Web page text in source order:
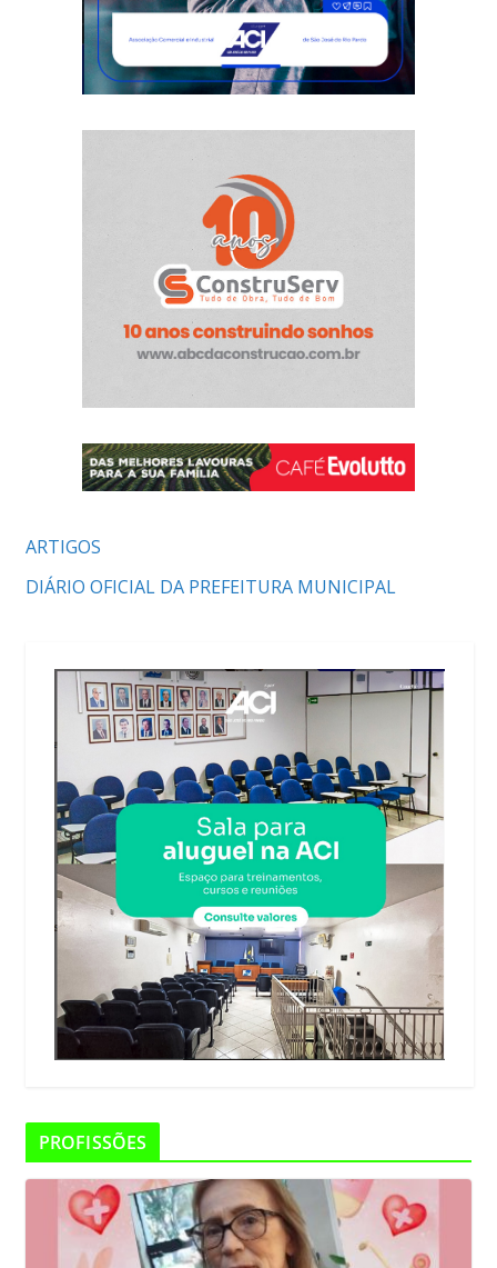
ARTIGOS
DIÁRIO OFICIAL DA PREFEITURA MUNICIPAL
PROFISSÕES